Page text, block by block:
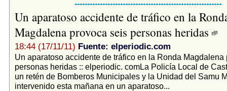
Un aparatoso accidente de tráfico en la
Magdalena provoca seis personas heridas
18:44 (17/11/11) Fuente: elperiodic.com
Un aparatoso accidente de tráfico en la Ronda Magdalena
personas heridas :: elperiodic. comLa Policía Local de
un retén de Bomberos Municipales y la Unidad del Samu
intervenido esta mañana en un aparatoso...